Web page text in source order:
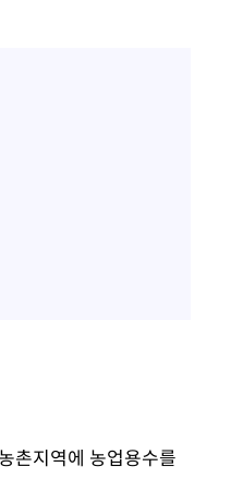
촌지역에 농업용수를